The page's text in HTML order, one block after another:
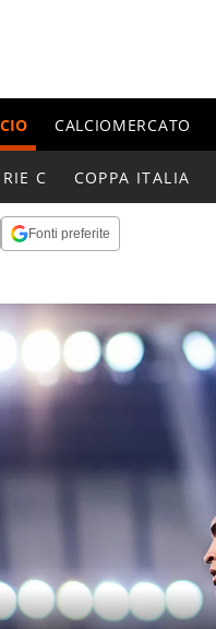
CALCIOMERCATO
C COPPA ITALIA
Fonti preferite